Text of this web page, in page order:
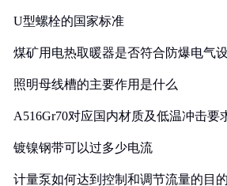
U型螺栓的国家标准
煤矿用电热取暖器是否符合防爆电气
照明母线槽的主要作用是什么
A516Gr70对应国内材质及低温冲击要
镀镍钢带可以过多少电流
计量泵如何达到控制和调节流量的目的